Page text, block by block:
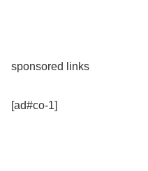
sponsored links
[ad#co-1]